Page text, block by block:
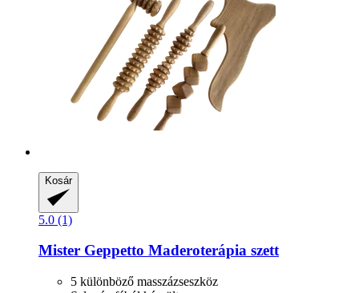
Kosár
5.0 (1)
Mister Geppetto Maderoterápia szett
5 különböző masszázseszköz